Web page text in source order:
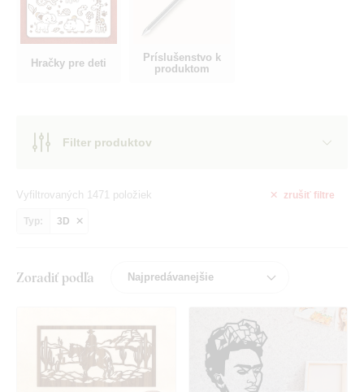
Hračky pre deti
Príslušenstvo k
produktom
Filter produktov
zrušiť filtre
Vyfiltrovaných 1471 položiek
Typ: 3D
Zoradiť podľa